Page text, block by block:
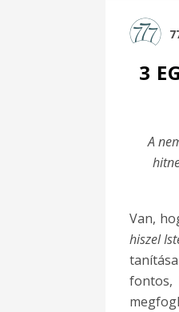
3
A
Van,
hiszel
fontos,